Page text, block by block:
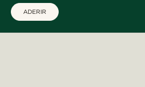
ADERIR